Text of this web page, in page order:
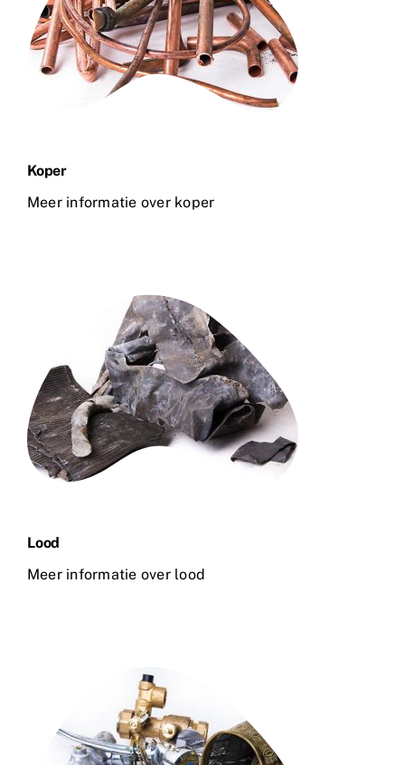
Koper
Meer informatie over koper
Lood
Meer informatie over lood